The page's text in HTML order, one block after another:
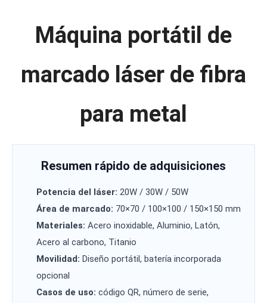
Máquina portátil de
marcado láser de fibra
para metal
Resumen rápido de adquisiciones
Potencia del láser: 20W / 30W / 50W
Área de marcado: 70×70 / 100×100 / 150×150 mm
Materiales: Acero inoxidable, Aluminio, Latón,
Acero al carbono, Titanio
Movilidad: Diseño portátil, batería incorporada
opcional
Casos de uso: código QR, número de serie,